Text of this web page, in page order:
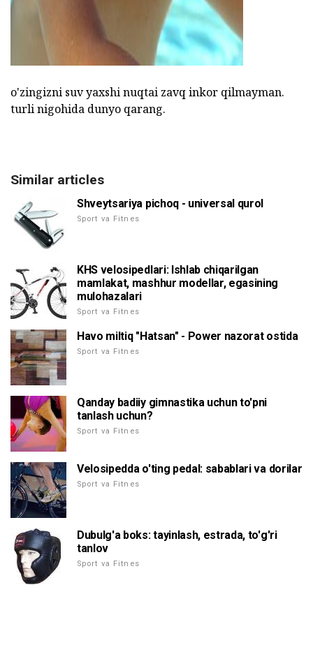
o'zingizni suv yaxshi nuqtai zavq inkor qilmayman.
turli nigohida dunyo qarang.
Similar articles
Shveytsariya pichoq - universal qurol
Sport va Fitnes
KHS velosipedlari: Ishlab chiqarilgan
mamlakat, mashhur modellar, egasining
mulohazalari
Sport va Fitnes
Havo miltiq "Hatsan" - Power nazorat ostida
Sport va Fitnes
Qanday badiiy gimnastika uchun to'pni
tanlash uchun?
Sport va Fitnes
Velosipedda o'ting pedal: sabablari va dorilar
Sport va Fitnes
Dubulg'a boks: tayinlash, estrada, to'g'ri
tanlov
Sport va Fitnes